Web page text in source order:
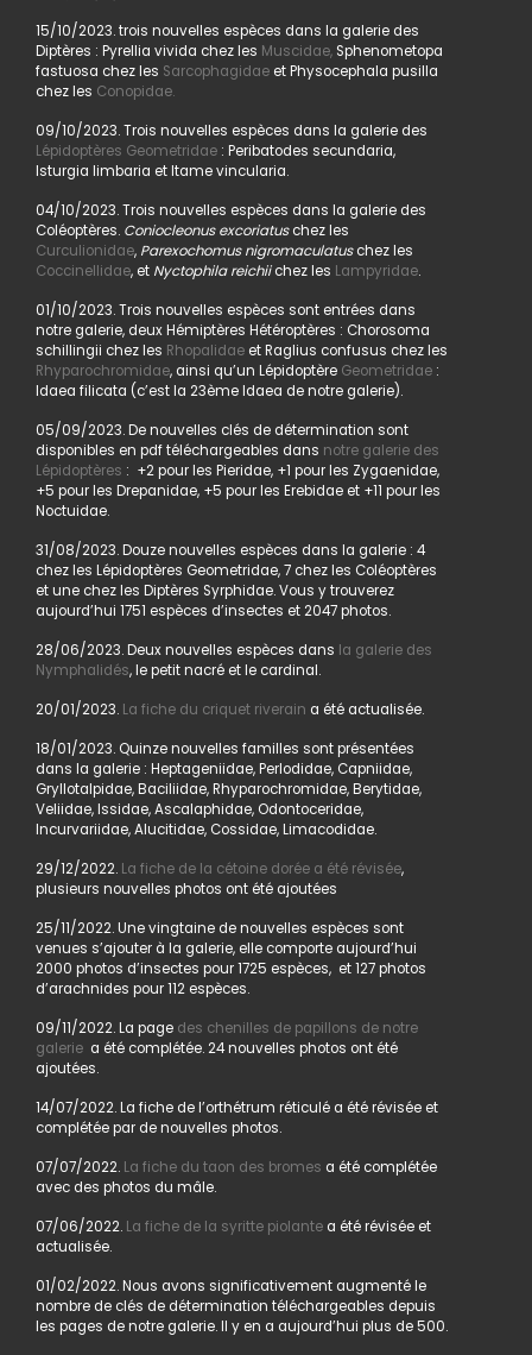
15/10/2023. trois nouvelles espèces dans la galerie des
Diptères : Pyrellia vivida chez les Muscidae,Sphenometopa
fastuosa chez les Sarcophagidaeet Physocephala pusilla
chez les Conopidae.
09/10/2023. Trois nouvelles espèces dans la galerie des
Lépidoptères Geometridae: Peribatodes secundaria,
Isturgia limbaria et Itame vincularia.
04/10/2023. Trois nouvelles espèces dans la galerie des
Coléoptères. Coniocleonus excoriatuschez les
Curculionidae, Parexochomus nigromaculatuschez les
Coccinellidae, et Nyctophila reichiichez les Lampyridae.
01/10/2023. Trois nouvelles espèces sont entrées dans
notre galerie, deux Hémiptères Hétéroptères : Chorosoma
schillingii chez les Rhopalidaeet Raglius confusus chez les
Rhyparochromidae, ainsi qu’un Lépidoptère Geometridae:
Idaea filicata (c’est la 23ème Idaea de notre galerie).
05/09/2023. De nouvelles clés de détermination sont
disponibles en pdf téléchargeables dans notre galerie des
Lépidoptères : +2 pour les Pieridae, +1 pour les Zygaenidae,
+5 pour les Drepanidae, +5 pour les Erebidae et +11 pour les
Noctuidae.
31/08/2023. Douze nouvelles espèces dans la galerie : 4
chez les Lépidoptères Geometridae, 7 chez les Coléoptères
et une chez les Diptères Syrphidae. Vous y trouverez
aujourd’hui 1751 espèces d’insectes et 2047 photos.
28/06/2023. Deux nouvelles espèces dans la galerie des
Nymphalidés, le petit nacré et le cardinal.
20/01/2023. La fiche du criquet riverain a été actualisée.
18/01/2023. Quinze nouvelles familles sont présentées
dans la galerie : Heptageniidae, Perlodidae, Capniidae,
Gryllotalpidae, Baciliidae, Rhyparochromidae, Berytidae,
Veliidae, Issidae, Ascalaphidae, Odontoceridae,
Incurvariidae, Alucitidae, Cossidae, Limacodidae.
29/12/2022. La fiche de la cétoine dorée a été révisée,
plusieurs nouvelles photos ont été ajoutées
25/11/2022. Une vingtaine de nouvelles espèces sont
venues s’ajouter à la galerie, elle comporte aujourd’hui
2000 photos d’insectes pour 1725 espèces, et 127 photos
d’arachnides pour 112 espèces.
09/11/2022. La page des chenilles de papillons de notre
galerie a été complétée. 24 nouvelles photos ont été
ajoutées.
14/07/2022. La fiche de l’orthétrum réticulé a été révisée et
complétée par de nouvelles photos.
07/07/2022. La fiche du taon des bromes a été complétée
avec des photos du mâle.
07/06/2022. La fiche de la syritte piolantea été révisée et
actualisée.
01/02/2022. Nous avons significativement augmenté le
nombre de clés de détermination téléchargeables depuis
les pages de notre galerie. Il y en a aujourd’hui plus de 500.